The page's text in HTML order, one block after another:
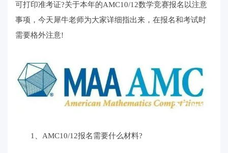
可打印准考证?关于本年的AMC10/12数学竞赛报名以注意
事项，今天犀牛老师为大家详细指出来，在报名和考试时
需要格外注意!
1、AMC10/12报名需要什么材料?